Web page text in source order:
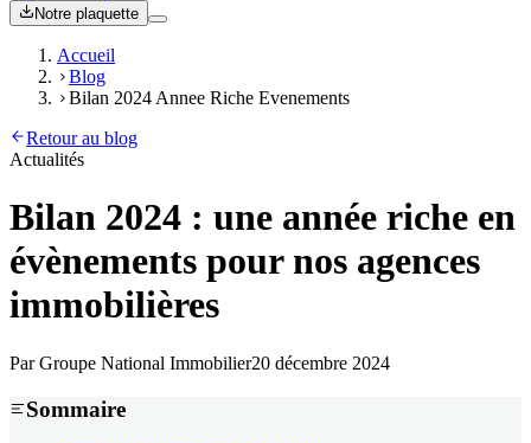
Notre plaquette
Accueil
Blog
Bilan 2024 Annee Riche Evenements
Retour au blog
Actualités
Bilan 2024 : une année riche en
évènements pour nos agences
immobilières
ParGroupe National Immobilier20 décembre 2024
Sommaire